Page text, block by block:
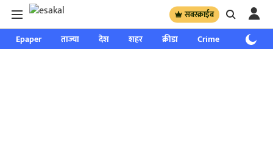
सबस्क्राईब
Epaper ताज्या देश शहर क्रीडा Crime साप्ताहिक